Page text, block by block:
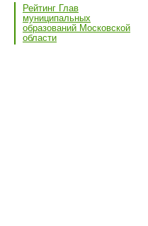
Рейтинг Глав
муниципальных
образований Московской
области